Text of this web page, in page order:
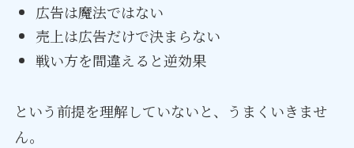
広告は魔法ではない
売上は広告だけで決まらない
戦い方を間違えると逆効果
という前提を理解していないと、うまくいきませ
ん。